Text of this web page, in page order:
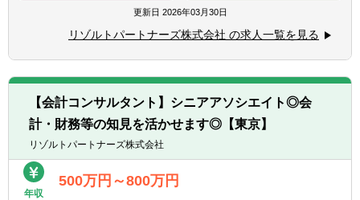
ト体制
- 各領域で実務経験豊富なメンバーによる案
件サポート体制
- 経験豊富なメンバーがフォローする体制に
より、初めての業務でも不安なくチャレンジ
可能
- 書籍購入支援や研修参加等、キャリアアッ
プ・自己研鑽機会も豊富
■投資業務やマネジメントキャリアへのチャ
レンジ
- 手を上げれば投資業務へもチャレンジ可能
【求める人物像】
動的に行動できる方
■常にクライアントにとってのベストを考え
行動できる方
■一緒に会社を創っていくことへの興味・関
心
- バリュエーション（株式価値算定、投資採
算分析、PPA等）
- PMI（M&A後の統合計画策定支援、管理体
制構築支援等）
■IPO支援
- 上場準備関連書類作成支援
- 社内規程の整備支援 等
■内部統制・ガバナンス構築支援
■CFO/管理部長代行支援
更新日 2026年03月30日
リゾルトパートナーズ株式会社 の求人一覧を見る
【会計コンサルタント】シニアアソシエイト◎会
計・財務等の知見を活かせます◎【東京】
リゾルトパートナーズ株式会社
年収
500万円～800万円